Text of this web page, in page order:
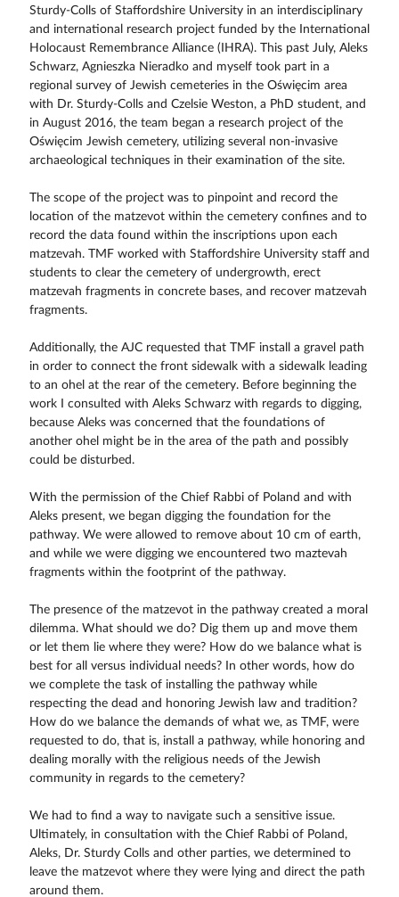
Sturdy-Colls of Staffordshire University in an interdisciplinary
and international research project funded by the International
Holocaust Remembrance Alliance (IHRA). This past July, Aleks
Schwarz, Agnieszka Nieradko and myself took part in a
regional survey of Jewish cemeteries in the Oświęcim area
with Dr. Sturdy-Colls and Czelsie Weston, a PhD student, and
in August 2016, the team began a research project of the
Oświęcim Jewish cemetery, utilizing several non-invasive
archaeological techniques in their examination of the site.
The scope of the project was to pinpoint and record the
location of the matzevot within the cemetery confines and to
record the data found within the inscriptions upon each
matzevah. TMF worked with Staffordshire University staff and
students to clear the cemetery of undergrowth, erect
matzevah fragments in concrete bases, and recover matzevah
fragments.
Additionally, the AJC requested that TMF install a gravel path
in order to connect the front sidewalk with a sidewalk leading
to an ohel at the rear of the cemetery. Before beginning the
work I consulted with Aleks Schwarz with regards to digging,
because Aleks was concerned that the foundations of
another ohel might be in the area of the path and possibly
could be disturbed.
With the permission of the Chief Rabbi of Poland and with
Aleks present, we began digging the foundation for the
pathway. We were allowed to remove about 10 cm of earth,
and while we were digging we encountered two maztevah
fragments within the footprint of the pathway.
The presence of the matzevot in the pathway created a moral
dilemma. What should we do? Dig them up and move them
or let them lie where they were? How do we balance what is
best for all versus individual needs? In other words, how do
we complete the task of installing the pathway while
respecting the dead and honoring Jewish law and tradition?
How do we balance the demands of what we, as TMF, were
requested to do, that is, install a pathway, while honoring and
dealing morally with the religious needs of the Jewish
community in regards to the cemetery?
We had to find a way to navigate such a sensitive issue.
Ultimately, in consultation with the Chief Rabbi of Poland,
Aleks, Dr. Sturdy Colls and other parties, we determined to
leave the matzevot where they were lying and direct the path
around them.